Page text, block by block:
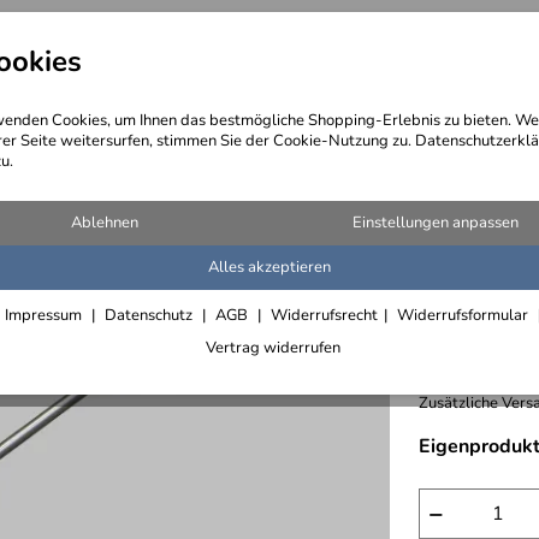
Cookies, um Ihnen das bestmögliche Shopping-Erlebnis zu bieten.
Seite weitersurfen, stimmen Sie der Cookie-Nutzung zu.
Ablehnen Einstellungen anpassen
Alles akzeptieren
Impressum Datenschutz AGB Widerrufsrecht
Widerrufsformular
Vertrag widerrufen
Wegebeschreibung @
- Edelstahlgeländer
Zusätzliche
−